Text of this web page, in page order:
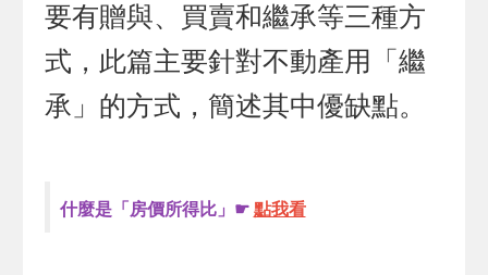
要有贈與、買賣和繼承等三種方
式，此篇主要針對不動產用「繼
承」的方式，簡述其中優缺點。
什麼是「房價所得比」☛ 點我看